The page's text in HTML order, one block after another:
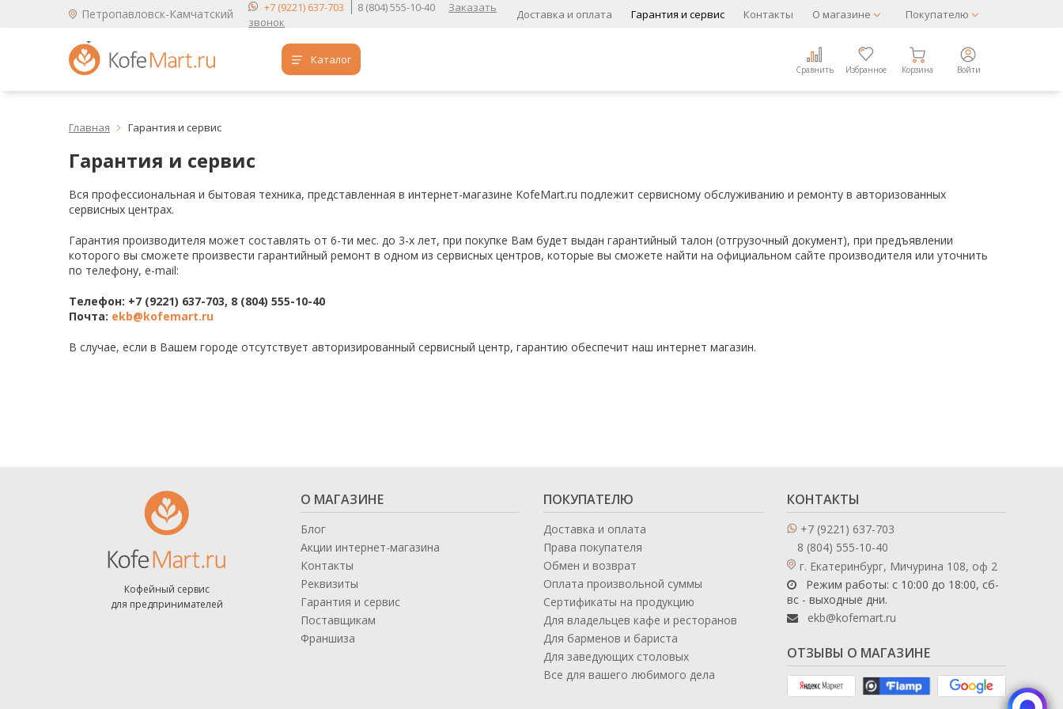
Петропавловск-Камчатский +7 (9221) 637-703 8 (804) 555-10-40
Заказать
звонок
Доставка и оплата Гарантия и сервис Контакты О магазине Покупателю
Каталог
Сравнить Избранное Корзина Войти
Обучение бариста
Кофе
Чай
Расходники для кофеен
Упаковка для готовых блюд
Продукция с логотипом
Аксессуары для барменов и бариста
Кулеры и помпы для воды
Мясопереработка
Нейтральное оборудование
Оборудование для Fast и Street food
Кофе для вендинга
Ароматизированный кофе
Кофе в зернах свежей обжарки
Кофе сублимированный
Таблетки кофе (кофе в чалдах) Акция2
Главная  Гарантия и сервис
Гарантия и сервис
Вся профессиональная и бытовая техника, представленная в интернет-магазине KofeMart.ru подлежит сервисному обслуживанию и ремонту в авторизованных
сервисных центрах.
Гарантия производителя может составлять от 6-ти мес. до 3-х лет, при покупке Вам будет выдан гарантийный талон (отгрузочный документ), при предъявлении
которого вы сможете произвести гарантийный ремонт в одном из сервисных центров, которые вы сможете найти на официальном сайте производителя или уточнить
по телефону, e-mail:
Телефон: +7 (9221) 637-703, 8 (804) 555-10-40
Почта: ekb@kofemart.ru
В случае, если в Вашем городе отсутствует авторизированный сервисный центр, гарантию обеспечит наш интернет магазин.
Кофейный сервис
для предпринимателей
О МАГАЗИНЕ
Блог
Акции интернет-магазина
Контакты
Реквизиты
Гарантия и сервис
Поставщикам
Франшиза
ПОКУПАТЕЛЮ
Доставка и оплата
Права покупателя
Обмен и возврат
Оплата произвольной суммы
Сертификаты на продукцию
Для владельцев кафе и ресторанов
Для барменов и бариста
Для заведующих столовых
Все для вашего любимого дела
КОНТАКТЫ
+7 (9221) 637-703
8 (804) 555-10-40
г. Екатеринбург, Мичурина 108, оф 2
Режим работы: с 10:00 до 18:00, сб-
вс - выходные дни.
ekb@kofemart.ru
ОТЗЫВЫ О МАГАЗИНЕ